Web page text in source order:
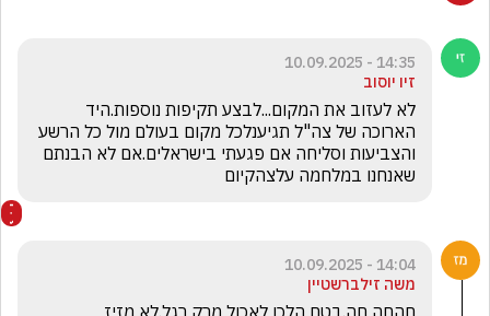
14:35 - 10.09.2025
זיו יוסוב
שאנחנו במלחמה עלצהקיום
14:04 - 10.09.2025
משה זילברשטיין